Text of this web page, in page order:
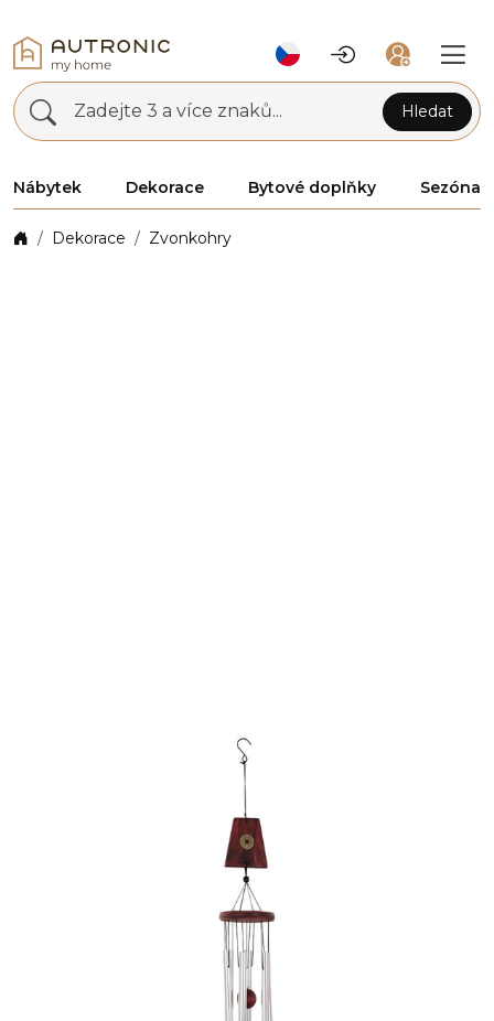
Zadejte 3 a více znaků... Hledat
Nábytek Dekorace Bytové doplňky Sezóna
Dekorace Zvonkohry